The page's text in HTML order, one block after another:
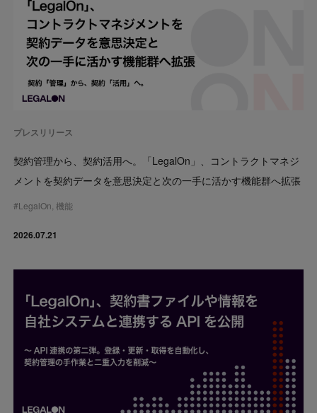
プレスリリース
契約管理から、契約活用へ。「LegalOn」、コントラクトマネジ
メントを契約データを意思決定と次の一手に活かす機能群へ拡張
#LegalOn ,機能
2026.07.21